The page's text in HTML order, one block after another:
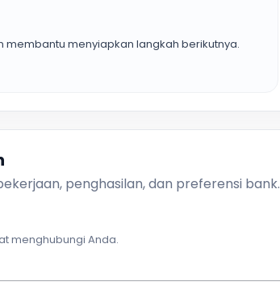
membantu menyiapkan langkah berikutnya.
penghasilan, dan preferensi bank.
menghubungi Anda.